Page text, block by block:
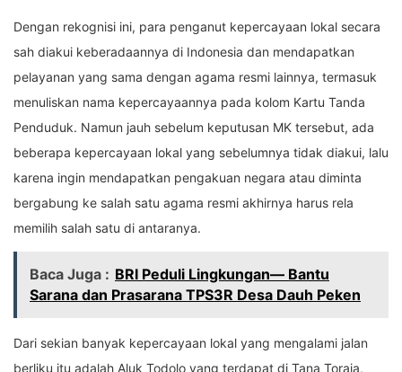
Dengan rekognisi ini, para penganut kepercayaan lokal secara
sah diakui keberadaannya di Indonesia dan mendapatkan
pelayanan yang sama dengan agama resmi lainnya, termasuk
menuliskan nama kepercayaannya pada kolom Kartu Tanda
Penduduk. Namun jauh sebelum keputusan MK tersebut, ada
beberapa kepercayaan lokal yang sebelumnya tidak diakui, lalu
karena ingin mendapatkan pengakuan negara atau diminta
bergabung ke salah satu agama resmi akhirnya harus rela
memilih salah satu di antaranya.
Baca Juga : BRI Peduli Lingkungan— Bantu
Sarana dan Prasarana TPS3R Desa Dauh Peken
Dari sekian banyak kepercayaan lokal yang mengalami jalan
berliku itu adalah Aluk Todolo yang terdapat di Tana Toraja,